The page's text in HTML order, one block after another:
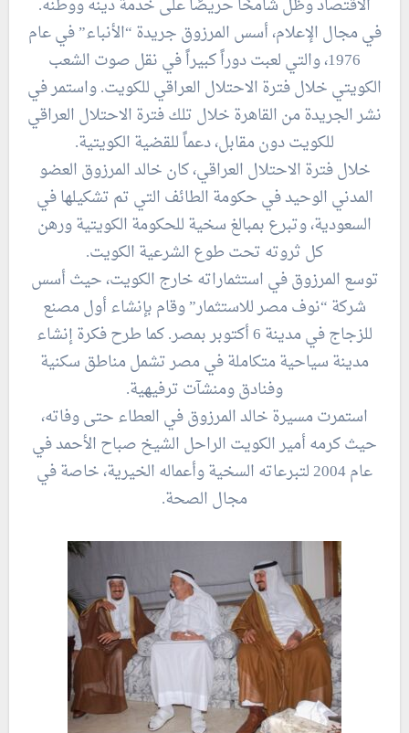
في مجال الإعلام، أسس المرزوق جريدة “الأنباء” في عام
1976، والتي لعبت دوراً كبيراً في نقل صوت الشعب
الكويتي خلال فترة الاحتلال العراقي للكويت. واستمر في
نشر الجريدة من القاهرة خلال تلك فترة الاحتلال العراقي
للكويت دون مقابل، دعماً للقضية الكويتية.
خلال فترة الاحتلال العراقي، كان خالد المرزوق العضو
المدني الوحيد في حكومة الطائف التي تم تشكيلها في
السعودية، وتبرع بمبالغ سخية للحكومة الكويتية ورهن
كل ثروته تحت طوع الشرعية الكويت.
توسع المرزوق في استثماراته خارج الكويت، حيث أسس
شركة “نوف مصر للاستثمار” وقام بإنشاء أول مصنع
للزجاج في مدينة 6 أكتوبر بمصر. كما طرح فكرة إنشاء
مدينة سياحية متكاملة في مصر تشمل مناطق سكنية
وفنادق ومنشآت ترفيهية.
استمرت مسيرة خالد المرزوق في العطاء حتى وفاته،
حيث كرمه أمير الكويت الراحل الشيخ صباح الأحمد في
عام 2004 لتبرعاته السخية وأعماله الخيرية، خاصة في
مجال الصحة.